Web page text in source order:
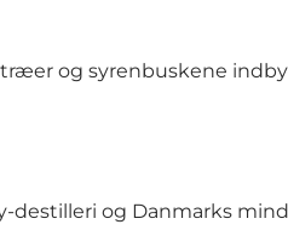
og syrenbuskene
og Danmarks